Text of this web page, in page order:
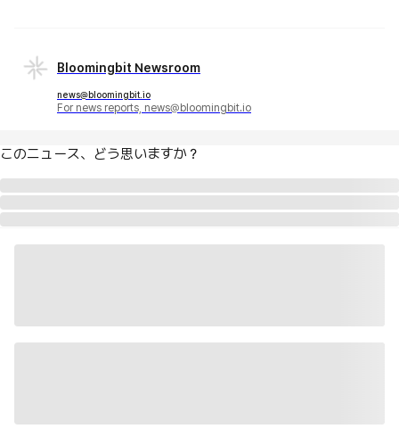
Bloomingbit Newsroom
news@bloomingbit.io
For news reports, news@bloomingbit.io
このニュース、どう思いますか？